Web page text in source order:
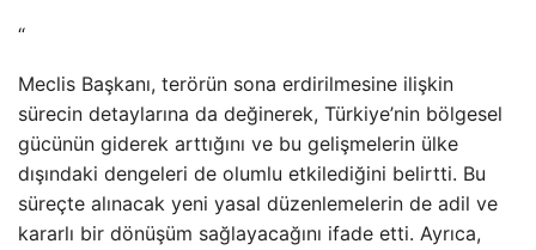
“
Meclis Başkanı, terörün sona erdirilmesine ilişkin
sürecin detaylarına da değinerek, Türkiye’nin bölgesel
gücünün giderek arttığını ve bu gelişmelerin ülke
dışındaki dengeleri de olumlu etkilediğini belirtti. Bu
süreçte alınacak yeni yasal düzenlemelerin de adil ve
kararlı bir dönüşüm sağlayacağını ifade etti. Ayrıca,